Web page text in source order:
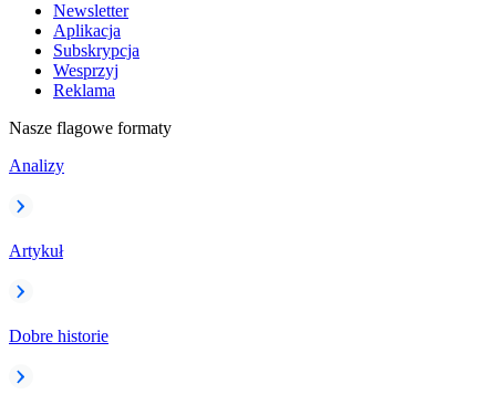
Newsletter
Aplikacja
Subskrypcja
Wesprzyj
Reklama
Nasze flagowe formaty
Analizy
Artykuł
Dobre historie